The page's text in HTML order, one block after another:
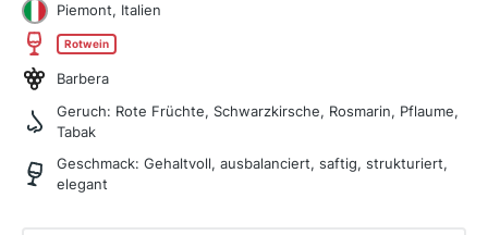
Piemont, Italien
Rotwein
Barbera
Geruch: Rote Früchte, Schwarzkirsche, Rosmarin, Pflaume,
Tabak
Geschmack: Gehaltvoll, ausbalanciert, saftig, strukturiert,
elegant